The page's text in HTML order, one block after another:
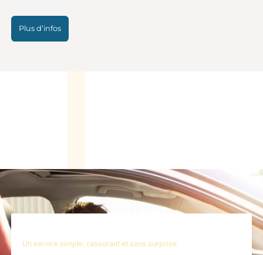
Plus d’infos
Un service simple, rassurant et sans surprise